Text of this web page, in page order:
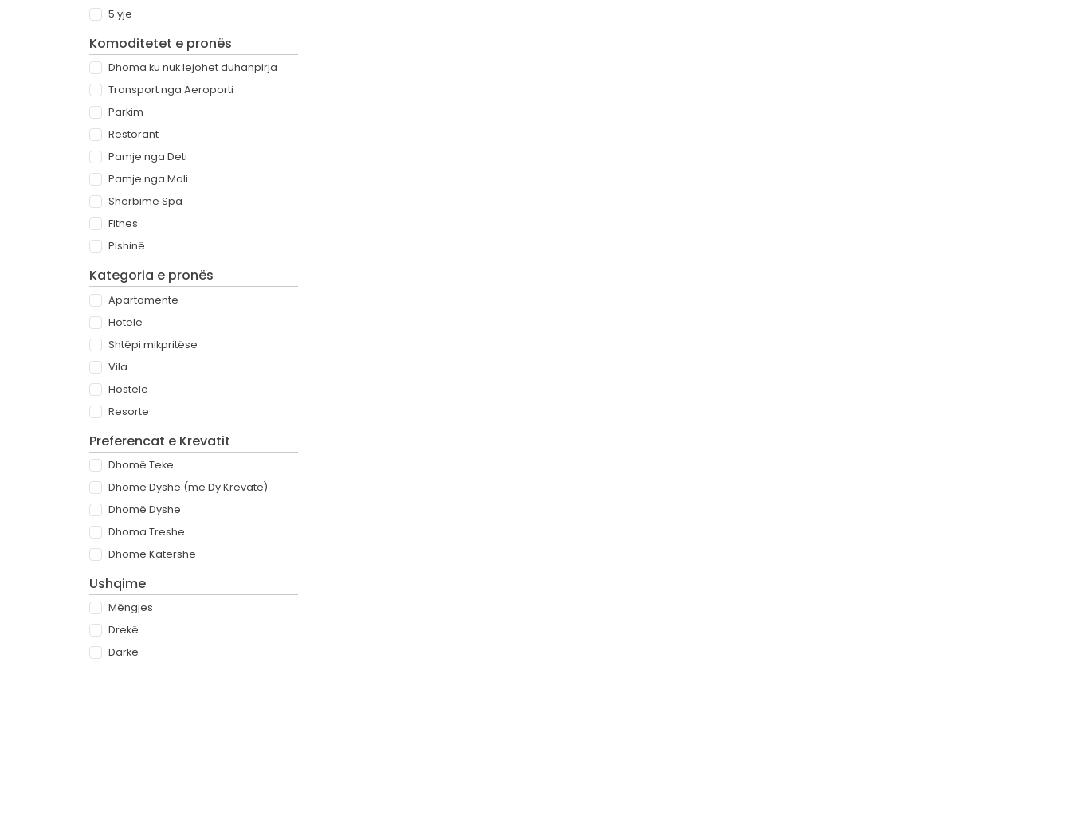
5 yje
Komoditetet e pronës
Dhoma ku nuk lejohet duhanpirja
Transport nga Aeroporti
Parkim
Restorant
Pamje nga Deti
Pamje nga Mali
Shërbime Spa
Fitnes
Pishinë
Kategoria e pronës
Apartamente
Hotele
Shtëpi mikpritëse
Vila
Hostele
Resorte
Preferencat e Krevatit
Dhomë Teke
Dhomë Dyshe (me Dy Krevatë)
Dhomë Dyshe
Dhoma Treshe
Dhomë Katërshe
Ushqime
Mëngjes
Drekë
Darkë